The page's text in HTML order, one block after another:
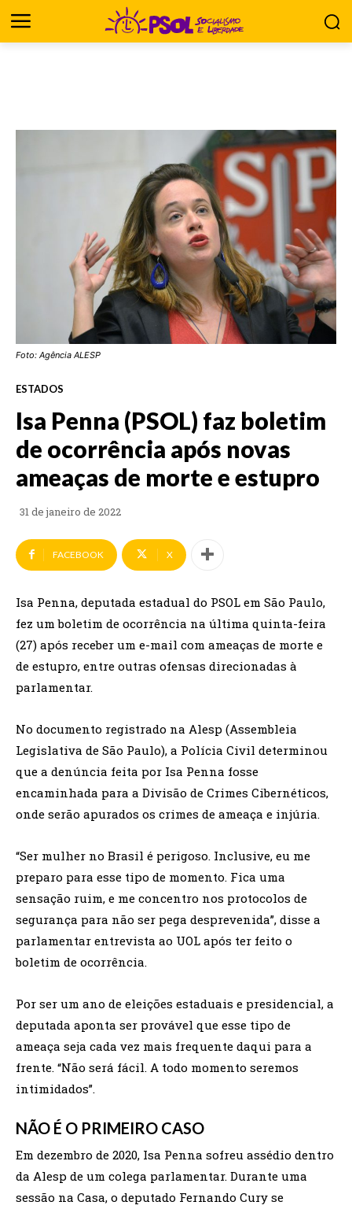
Foto: Agência ALESP
ESTADOS
Isa Penna (PSOL) faz boletim
de ocorrência após novas
ameaças de morte e estupro
31 de janeiro de 2022
FACEBOOK X
Isa Penna, deputada estadual do PSOL em São Paulo,
fez um boletim de ocorrência na última quinta-feira
(27) após receber um e-mail com ameaças de morte e
de estupro, entre outras ofensas direcionadas à
parlamentar.
No documento registrado na Alesp (Assembleia
Legislativa de São Paulo), a Polícia Civil determinou
que a denúncia feita por Isa Penna fosse
encaminhada para a Divisão de Crimes Cibernéticos,
onde serão apurados os crimes de ameaça e injúria.
“Ser mulher no Brasil é perigoso. Inclusive, eu me
preparo para esse tipo de momento. Fica uma
sensação ruim, e me concentro nos protocolos de
segurança para não ser pega desprevenida”, disse a
parlamentar entrevista ao UOL após ter feito o
boletim de ocorrência.
Por ser um ano de eleições estaduais e presidencial, a
deputada aponta ser provável que esse tipo de
ameaça seja cada vez mais frequente daqui para a
frente. “Não será fácil. A todo momento seremos
intimidados”.
NÃO É O PRIMEIRO CASO
Em dezembro de 2020, Isa Penna sofreu assédio dentro
da Alesp de um colega parlamentar. Durante uma
sessão na Casa, o deputado Fernando Cury se